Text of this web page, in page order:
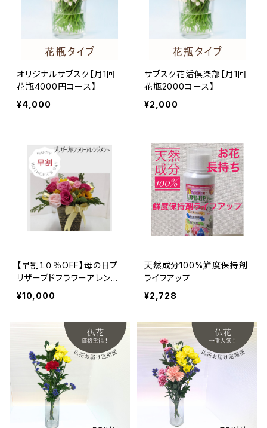
オリジナルサブスク【月1回
花瓶4000円コース】
¥4,000
サブスク花活倶楽部【月1回
花瓶2000コース】
¥2,000
【早割１０％OFF】母の日プ
リザーブドフラワーアレンジ
メント
¥10,000
天然成分100%鮮度保持剤
ライフアップ
¥2,728